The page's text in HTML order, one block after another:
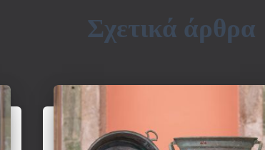
Σχετικά άρθρα